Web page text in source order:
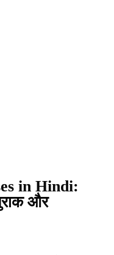
in Hindi:
और